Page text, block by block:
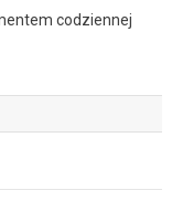
codziennej